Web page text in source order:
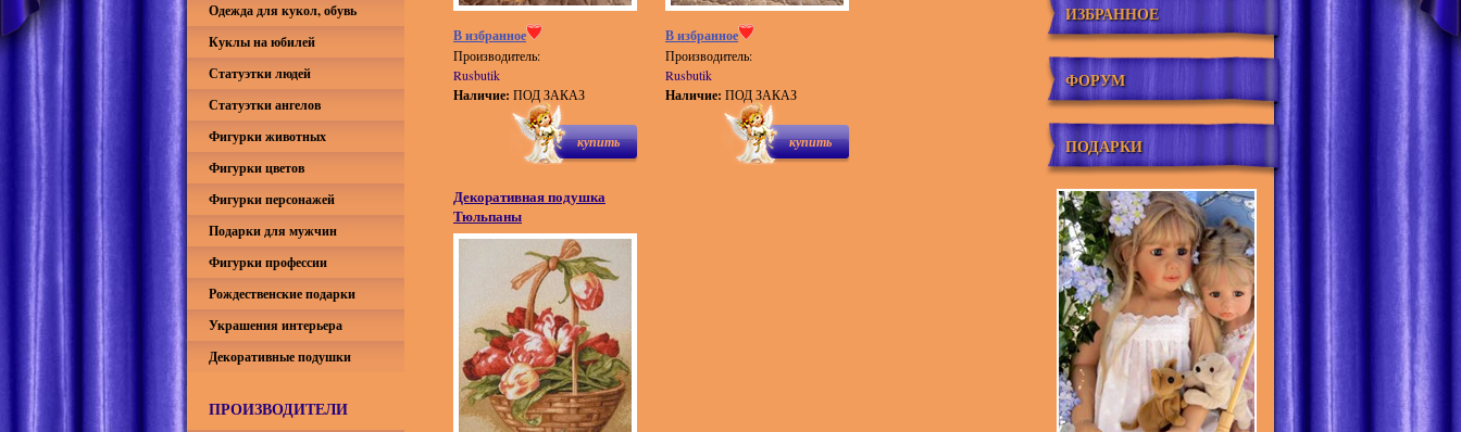
В избранное
Производитель:
Rusbutik
Наличие: ПОД ЗАКАЗ
купить
В избранное
Производитель:
Rusbutik
Наличие: ПОД ЗАКАЗ
купить
Декоративная подушка
Тюльпаны
Одежда для кукол, обувь
Куклы на юбилей
Статуэтки людей
Статуэтки ангелов
Фигурки животных
Фигурки цветов
Фигурки персонажей
Подарки для мужчин
Фигурки профессии
Рождественские подарки
Украшения интерьера
Декоративные подушки
ПРОИЗВОДИТЕЛИ
ИЗБРАННОЕ
ФОРУМ
ПОДАРКИ